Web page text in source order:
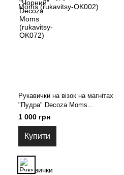
Рукавички на візок на магнітах
"Пудра" Decoza Moms
(rukavitsy-OK002)
1 000 грн
Купити